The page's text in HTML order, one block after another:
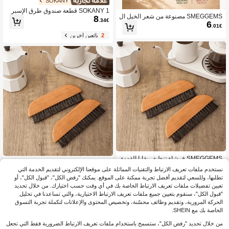
SMEGGEMS مصنوعة من شعر الخيل ال
طبيعي، فرشاة تنظيف بقايا القهوة هذه ذا
ت المقبض الخشبي هي أداة أساسية للبار
ف سطح القهوة.
6.01€
SMEGGEMS فرشاة تنظيف بقايا القهوة
من شعر الخيل، بمقبض خشبي، أداة تنظ
يف بقايا طاولة القهوة، أداة أساسية للبار
يستا والتحضير المنزلي، ضرورية لمقهى/ا
لتحضير المنزلي
6 .10€
بائعين آخرين
SOKANY 1 قطعة صندوق طرق الإسبر
يسو، دلو طرق القهوة. يأتي مع طرق قابل
للفصل. مادة ABS، سهل التنظيف. تصمي
م قاعدة مانع للانزلاق وماص للصدمات. من
اسب للاستخدام المنزلي/المقهى/البار. إك
سسوار قهوة أساسي للمحترفين.
8.34€
2بائعين آخرين
الشعيرات الصلبة، مناسبة لآلة طحن القه
وة وآلة القهوة
6.01€
%1-
6.10€
4بائعين آخرين
نستخدم ملفات تعريف الارتباط والتقنيات المماثلة على موقعنا الإلكتروني لتقديم الخدمة التي
تطلبها، وللسعي لتقديم أفضل تجربة ممكنة على الموقع. يمكنك "رفض الكل"، "قبول الكل"، أو
تعيين تفضيلات ملفات تعريف الارتباط الخاصة بك في أي وقت حسب اختيارك. من خلال تحديد
"قبول الكل"، سنقوم بتعيين جميع ملفات تعريف الارتباط الاختيارية، والتي تساعدنا في تحليل
الحركة المرورية، وتقديم وظائف محسّنة، وتخصيص المحتوى والإعلانات لتكملة تجربة التسوق
الخاصة بك مع SHEIN.
من خلال تحديد "رفض الكل"، ستسمح باستخدام ملفات تعريف الارتباط الضرورية فقط التي تجعل